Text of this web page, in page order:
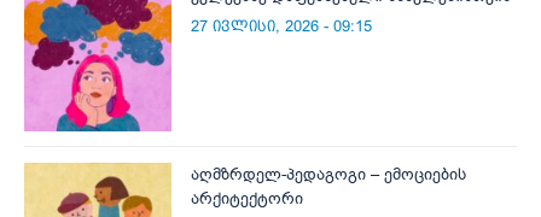
27 ივლისი, 2026 - 09:15
აღმზრდელ-პედაგოგი – ემოციების
არქიტექტორი